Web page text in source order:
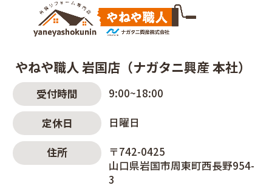
やねや職人 岩国店（ナガタニ興産 本社）
受付時間 9:00~18:00
定休日 日曜日
住所
〒742-0425
山口県岩国市周東町西長野954-
3